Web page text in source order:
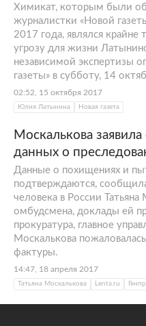
Химикат, которым были
журналистки «Новой
2017 года, являлся крайне
угрозу для жизни
независимой экспертизы
газеты» в субботу, 14
02:52, 15 октября 2017
Юлия Латынина Новая газета
Москалькова
данных о
Данные о похищениях и
подтверждаются,
человека в России
омбудсмена, доклады ей
прокуратура, главное
Москалькова
фактуры.
14:47, 18 апреля 2017
Татьяна Москалькова Lenta.ru